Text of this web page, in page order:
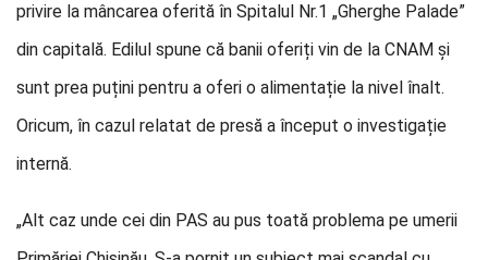
privire la mâncarea oferită în Spitalul Nr.1 „Gherghe Palade”
din capitală. Edilul spune că banii oferiți vin de la CNAM și
sunt prea puțini pentru a oferi o alimentație la nivel înalt.
Oricum, în cazul relatat de presă a început o investigație
internă.
„Alt caz unde cei din PAS au pus toată problema pe umerii